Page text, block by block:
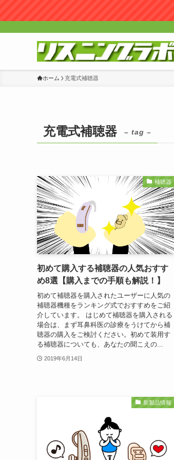
ホーム 充電式補聴器
充電式補聴器 – tag –
補聴器
初めて購入する補聴器の人気おすす
め8選【購入までの手順も解説！】
初めて補聴器を購入されたユーザーに人気の
補聴器機種をランキング式でおすすめをご紹
介しています。 はじめて補聴器を購入される
場合は、まず耳鼻科医の診療をうけてから補
聴器の購入をご検討ください。初めて装用す
る補聴器についても、あなたの聞こえの...
2019年6月14日
新製品情報